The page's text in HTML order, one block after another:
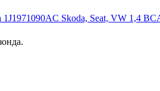
1J1971090AC Skoda, Seat, VW 1,4